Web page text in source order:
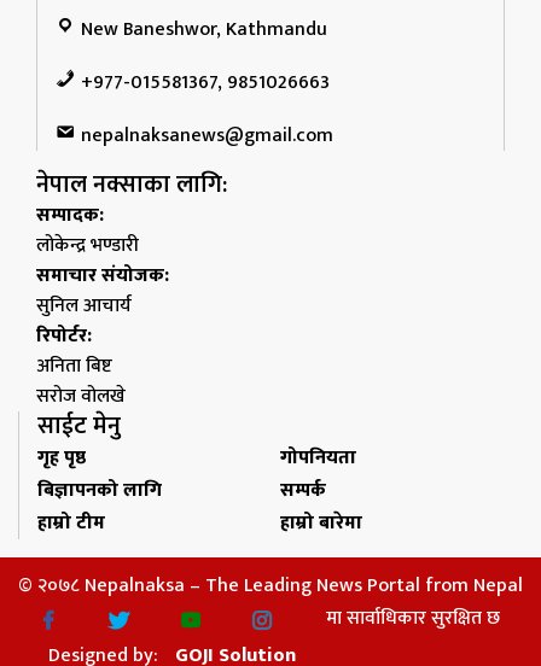
New Baneshwor, Kathmandu
+977-015581367, 9851026663
nepalnaksanews@gmail.com
नेपाल नक्साका लागि:
सम्पादक:
लोकेन्द्र भण्डारी
समाचार संयोजक:
सुनिल आचार्य
रिपोर्टर:
अनिता बिष्ट
सरोज वोलखे
साईट मेनु
गृह पृष्ठ
गोपनियता
बिज्ञापनको लागि
सम्पर्क
हाम्रो टीम
हाम्रो बारेमा
© २०७८ Nepalnaksa – The Leading News Portal from Nepal
मा सार्वाधिकार सुरक्षित छ
Designed by: GOJI Solution